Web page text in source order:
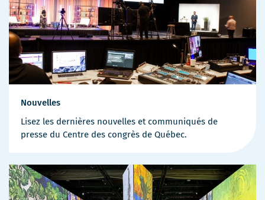
Nouvelles
Lisez les dernières nouvelles et communiqués de
presse du Centre des congrès de Québec.